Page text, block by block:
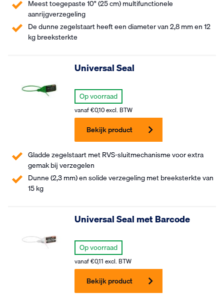
Meest toegepaste 10" (25 cm) multifunctionele
aanrijgverzegeling
De dunne zegelstaart heeft een diameter van 2,8 mm en 12
kg breeksterkte
Gladde zegelstaart met RVS-sluitmechanisme voor extra
gemak bij verzegelen
Dunne (2,3 mm) en solide verzegeling met breeksterkte van
15 kg
Universal Seal
Op voorraad
vanaf€0,10excl. BTW
Bekijk product
Universal Seal met Barcode
Op voorraad
vanaf€0,11 excl. BTW
Bekijk product